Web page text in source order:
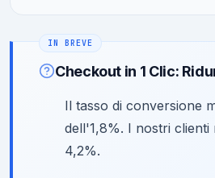
Checkout in 1 Clic:
Il tasso di conversione
dell'1,8%. I nostri clienti
4,2%.